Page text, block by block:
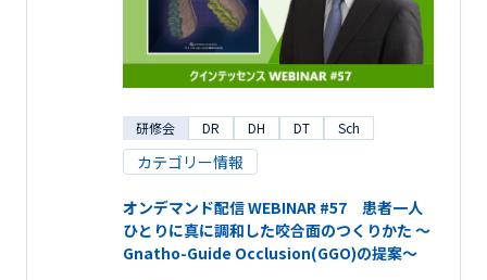
研修会 DR DH DT Sch
カテゴリー情報
オンデマンド配信 WEBINAR #57 患者一人
ひとりに真に調和した咬合面のつくりかた ～
Gnatho-Guide Occlusion(GGO)の提案～